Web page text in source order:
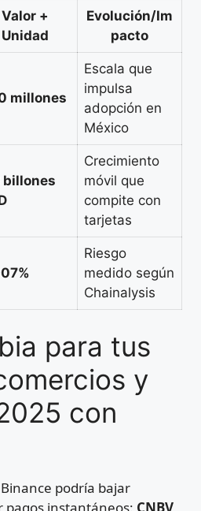
Valor +
Unidad
Evolución/Im
pacto
millones
Escala que
impulsa
adopción en
México
billones
Crecimiento
móvil que
compite con
tarjetas
Riesgo
medido según
Chainalysis
para tus
y
con
podría bajar